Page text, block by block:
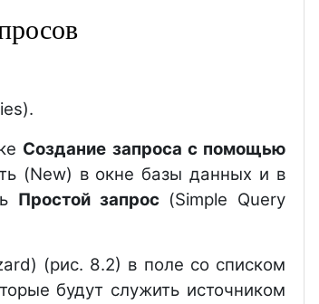
Создание запроса с помощью
(New) в окне базы данных и в
Простой запрос (Simple Query
(рис. 8.2) в поле со списком
будут служить источником